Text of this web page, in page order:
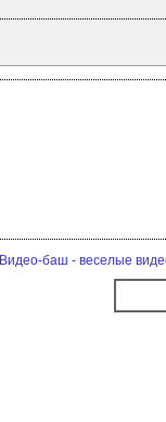
Видео-баш - веселые